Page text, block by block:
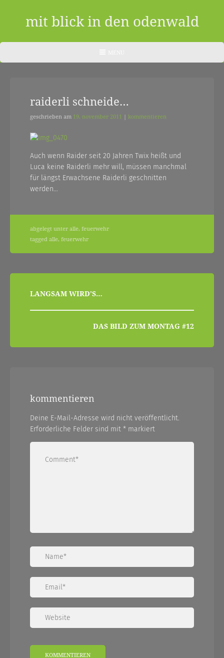
mit blick in den odenwald
blog
dem
odenwald
zwischendurch
und
nebenher…
raiderli schneide…
geschrieben am 19. november 2011 | kommentieren
Auch wenn Raider seit 20 Jahren Twix heißt und
Luca keine Raiderli mehr will, müssen manchmal
für längst Erwachsene Raiderli geschnitten
werden…
abgelegt unter alle, feuerwehr
tagged alle, feuerwehr
beitragsnavigation
LANGSAM WIRD’S…
DAS BILD ZUM MONTAG #12
kommentieren
Deine E-Mail-Adresse wird nicht veröffentlicht.
Erforderliche Felder sind mit * markiert